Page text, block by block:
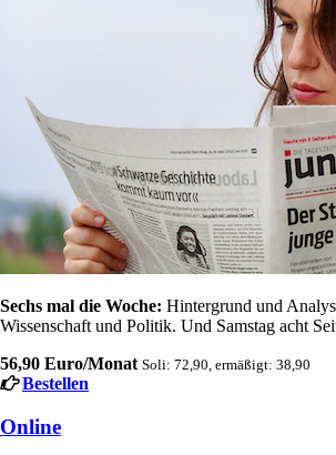
Sechs mal die Woche: Hintergrund und
Wissenschaft und Politik. Und Samstag acht
56,90 Euro/Monat Soli: 72,90, ermäßigt: 38,90
Bestellen
Online